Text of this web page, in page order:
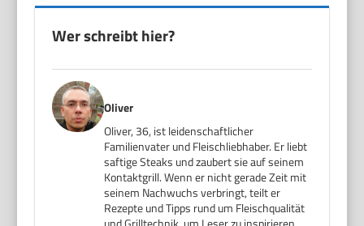
Wer schreibt hier?
Oliver
Oliver, 36, ist leidenschaftlicher
Familienvater und Fleischliebhaber. Er liebt
saftige Steaks und zaubert sie auf seinem
Kontaktgrill. Wenn er nicht gerade Zeit mit
seinem Nachwuchs verbringt, teilt er
Rezepte und Tipps rund um Fleischqualität